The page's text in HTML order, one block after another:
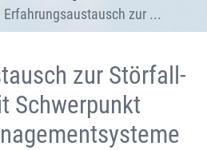
Erfahrungsaustausch zur ...
zur Störfall-
Schwerpunkt